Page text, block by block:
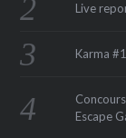
Live
Karma
Escape